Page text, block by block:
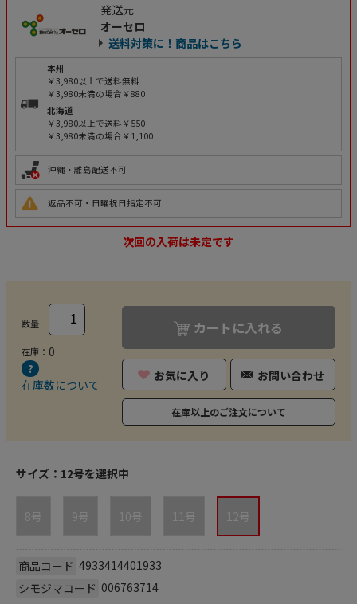
発送元
オーセロ
送料対策に！商品はこちら
本州
￥3,980以上で送料無料
￥3,980未満の場合￥880
北海道
￥3,980以上で送料￥550
￥3,980未満の場合￥1,100
沖縄・離島配送不可
返品不可・日曜祝日指定不可
次回の入荷は未定です
数量
在庫： 0
在庫数について
カートに入れる
お気に入り お問い合わせ
在庫以上のご注文について
サイズ： 12号を選択中
8号 9号 10号 11号 12号
商品コード 4933414401933
シモジマコード 006763714